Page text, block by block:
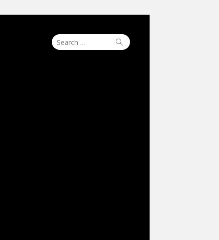
Search
for:
Search